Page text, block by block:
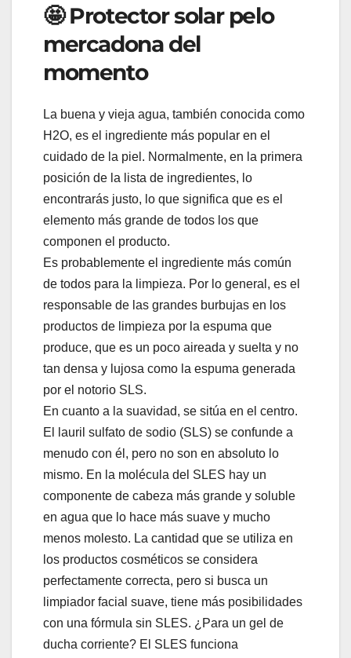
🤩 Protector solar pelo
mercadona del
momento
La buena y vieja agua, también conocida como
H2O, es el ingrediente más popular en el
cuidado de la piel. Normalmente, en la primera
posición de la lista de ingredientes, lo
encontrarás justo, lo que significa que es el
elemento más grande de todos los que
componen el producto.
Es probablemente el ingrediente más común
de todos para la limpieza. Por lo general, es el
responsable de las grandes burbujas en los
productos de limpieza por la espuma que
produce, que es un poco aireada y suelta y no
tan densa y lujosa como la espuma generada
por el notorio SLS.
En cuanto a la suavidad, se sitúa en el centro.
El lauril sulfato de sodio (SLS) se confunde a
menudo con él, pero no son en absoluto lo
mismo. En la molécula del SLES hay un
componente de cabeza más grande y soluble
en agua que lo hace más suave y mucho
menos molesto. La cantidad que se utiliza en
los productos cosméticos se considera
perfectamente correcta, pero si busca un
limpiador facial suave, tiene más posibilidades
con una fórmula sin SLES. ¿Para un gel de
ducha corriente? El SLES funciona